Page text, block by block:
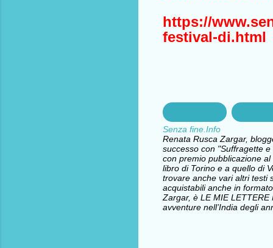
https://
festival-di.html
Senza fine.Info
Renata Rusca Zargar,
successo con "Suffragette
con premio pubblicazione
libro di Torino e a quello di
trovare anche vari altri testi
acquistabili anche in
Zargar, è LE MIE LETTERE
avventure nell’India degli